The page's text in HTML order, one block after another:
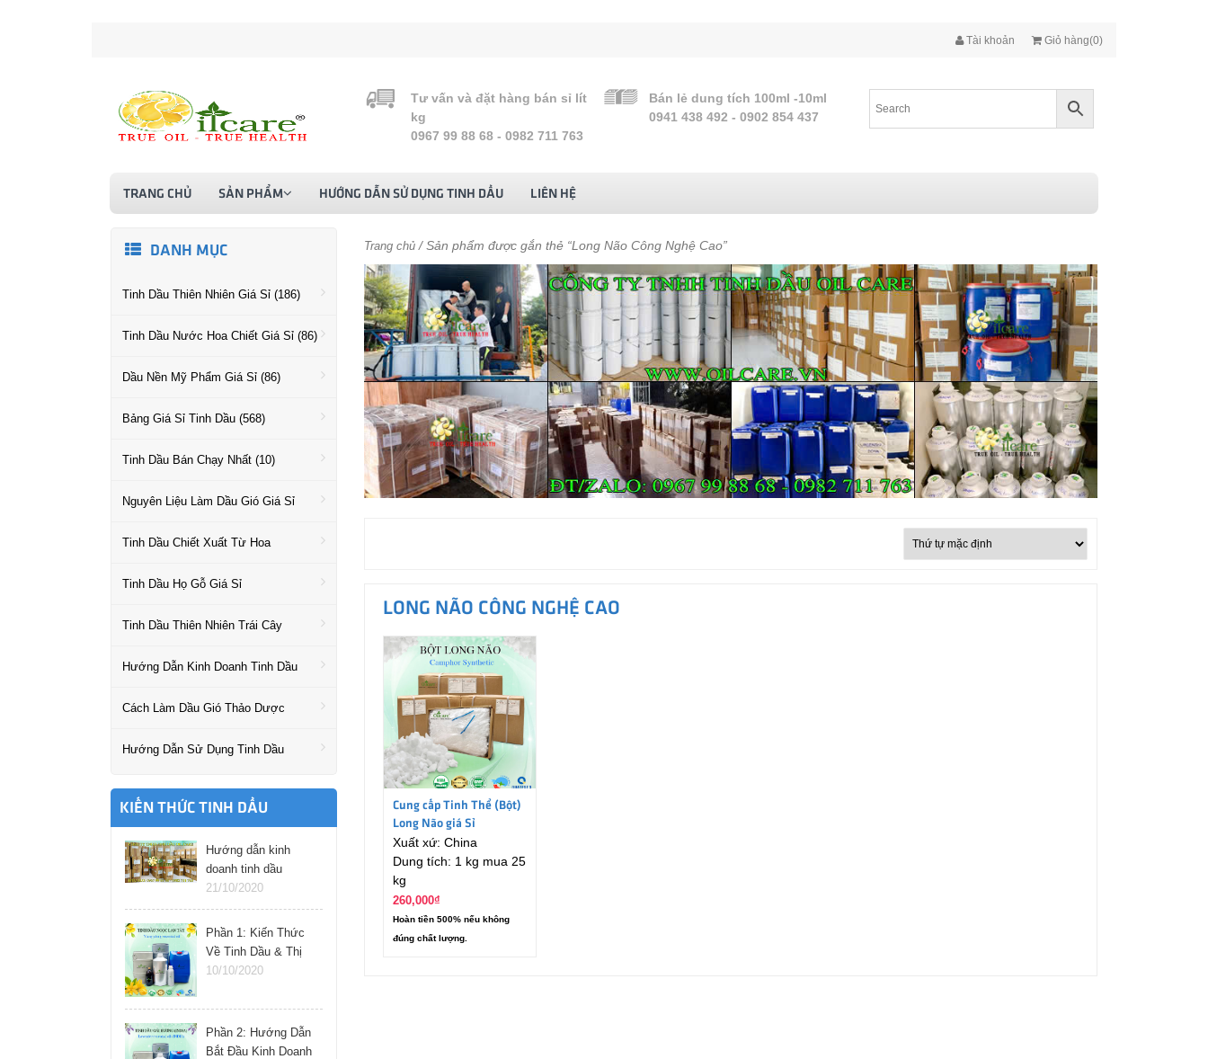
Tài khoản Giỏ hàng(0)
Tư vấn và đặt hàng bán sỉ lít
kg
0967 99 88 68 - 0982 711 763
Bán lẻ dung tích 100ml -10ml
0941 438 492 - 0902 854 437
TRANG CHỦ SẢN PHẨM HƯỚNG DẪN SỬ DỤNG TINH DẦU LIÊN HỆ
DANH MỤC
Tinh Dầu Thiên Nhiên Giá Sỉ (186)
Tinh Dầu Nước Hoa Chiết Giá Sỉ (86)
Dầu Nền Mỹ Phẩm Giá Sỉ (86)
Bảng Giá Sỉ Tinh Dầu (568)
Tinh Dầu Bán Chạy Nhất (10)
Nguyên Liệu Làm Dầu Gió Giá Sỉ
Tinh Dầu Chiết Xuất Từ Hoa
Tinh Dầu Họ Gỗ Giá Sỉ
Tinh Dầu Thiên Nhiên Trái Cây
Hướng Dẫn Kinh Doanh Tinh Dầu
Cách Làm Dầu Gió Thảo Dược
Hướng Dẫn Sử Dụng Tinh Dầu
KIẾN THỨC TINH DẦU
Hướng dẫn kinh
doanh tinh dầu
online
21/10/2020
Phần 1: Kiến Thức
Về Tinh Dầu & Thị
Trường
10/10/2020
Phần 2: Hướng Dẫn
Bắt Đầu Kinh Doanh
Trang chủ / Sản phẩm được gắn thẻ “Long Não Công Nghệ Cao”
LONG NÃO CÔNG NGHỆ CAO
Cung cấp Tinh Thể (Bột)
Long Não giá Sỉ
Xuất xứ: China
Dung tích: 1 kg mua 25
kg
260,000₫
Hoàn tiền 500% nếu không
đúng chất lượng.